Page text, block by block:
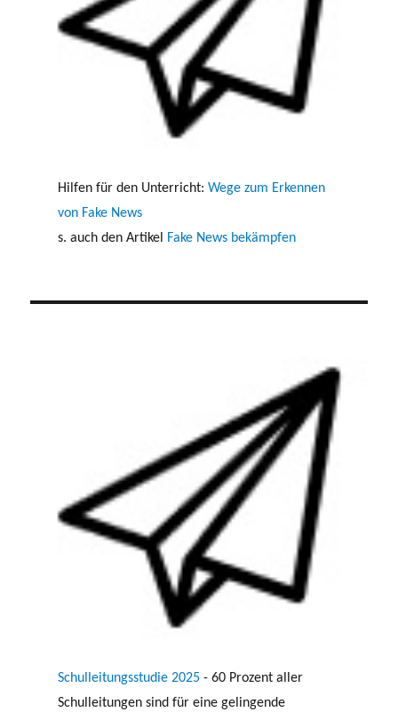
Hilfen für den Unterricht: Wege zum Erkennen
von Fake News
s. auch den Artikel
Fake News bekämpfen
Schulleitungsstudie 2025 - 60 Prozent aller
Schulleitungen sind für eine gelingende